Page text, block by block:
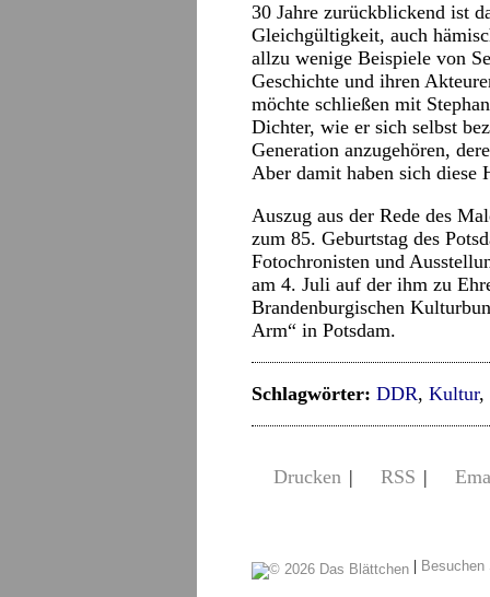
30 Jahre zurückblickend ist
Gleichgültigkeit, auch
allzu wenige Beispiele von
Geschichte und ihren
möchte schließen mit
Dichter, wie er sich selbst
Generation anzugehören,
Aber damit haben sich diese
Auszug aus der Rede des
zum 85. Geburtstag des
Fotochronisten und
am 4. Juli auf der ihm zu
Brandenburgischen
Arm“ in Potsdam.
Schlagwörter: DDR, Kultur,
Drucken | RSS |
|